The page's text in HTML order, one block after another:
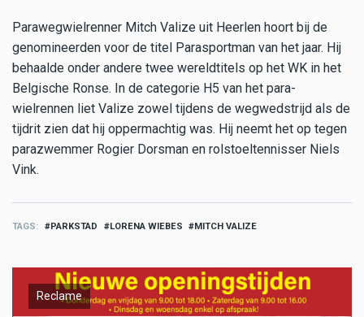
Parawegwielrenner Mitch Valize uit Heerlen hoort bij de
genomineerden voor de titel Parasportman van het jaar. Hij
behaalde onder andere twee wereldtitels op het WK in het
Belgische Ronse. In de categorie H5 van het para-
wielrennen liet Valize zowel tijdens de wegwedstrijd als de
tijdrit zien dat hij oppermachtig was. Hij neemt het op tegen
parazwemmer Rogier Dorsman en rolstoeltennisser Niels
Vink.
TAGS PARKSTAD LORENA WIEBES MITCH VALIZE
Reclame